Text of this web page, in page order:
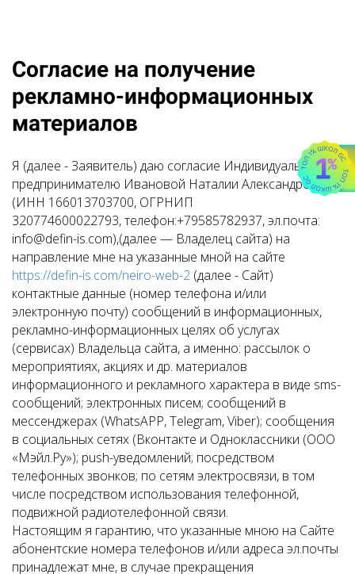
Согласие на получение
рекламно-информационных
материалов
Я (далее - Заявитель) даю согласие Индивидуальному
предпринимателю Ивановой Наталии Александровне
(ИНН 166013703700, ОГРНИП
320774600022793, телефон:+79585782937, эл.почта:
info@defin-is.com),(далее — Владелец сайта) на
направление мне на указанные мной на сайте
https://defin-is.com/neiro-web-2 (далее - Сайт)
контактные данные (номер телефона и/или
электронную почту) сообщений в информационных,
рекламно-информационных целях об услугах
(сервисах) Владельца сайта, а именно: рассылок о
мероприятиях, акциях и др. материалов
информационного и рекламного характера в виде sms-
сообщений; электронных писем; сообщений в
мессенджерах (WhatsAPP, Telegram, Viber); сообщения
в социальных сетях (Вконтакте и Одноклассники (ООО
«Мэйл.Ру»); push-уведомлений; посредством
телефонных звонков; по сетям электросвязи, в том
числе посредством использования телефонной,
подвижной радиотелефонной связи.
Настоящим я гарантию, что указанные мною на Сайте
абонентские номера телефонов и/или адреса эл.почты
принадлежат мне, в случае прекращения